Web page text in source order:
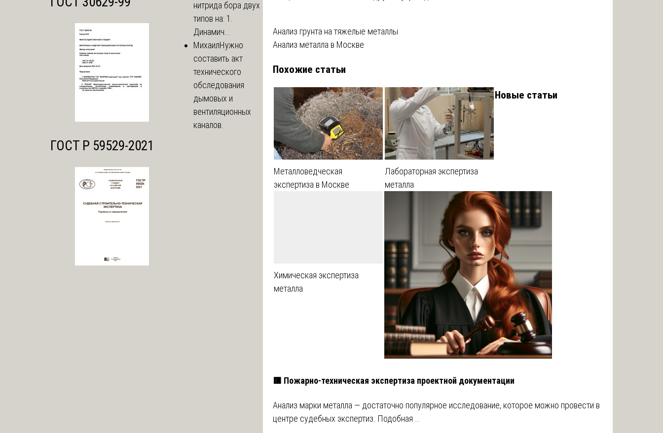
Навигация
записям
Анализ грунта на тяжелые металлы
Анализ металла в Москве
Похожие статьи
Металловедческая
экспертиза в Москве
Лабораторная экспертиза
металла
Химическая экспертиза
металла
Новые статьи
🟥 Пожарно-техническая экспертиза проектной документации
Анализ марки металла — достаточно популярное исследование, которое можно провести в
центре судебных экспертиз. Подобная …
ГОСТ Р 59529-2021
нитрида бора двух
типов на: 1.
Динамич...
МихаилНужно
составить акт
технического
обследования
дымовых и
вентиляционных
каналов.